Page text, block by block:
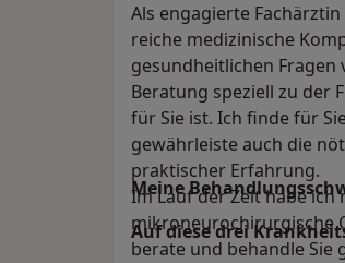
Als engagierte
reiche medizinische
gesundheitlichen
Beratung speziell zu der
für Sie ist. Ich finde für
gewährleiste auch die
praktischer Erfahrung.
Im Lauf der Zeit habe
mikroneurochirurgische
berate und behandle Sie
Meine
Auf diese drei